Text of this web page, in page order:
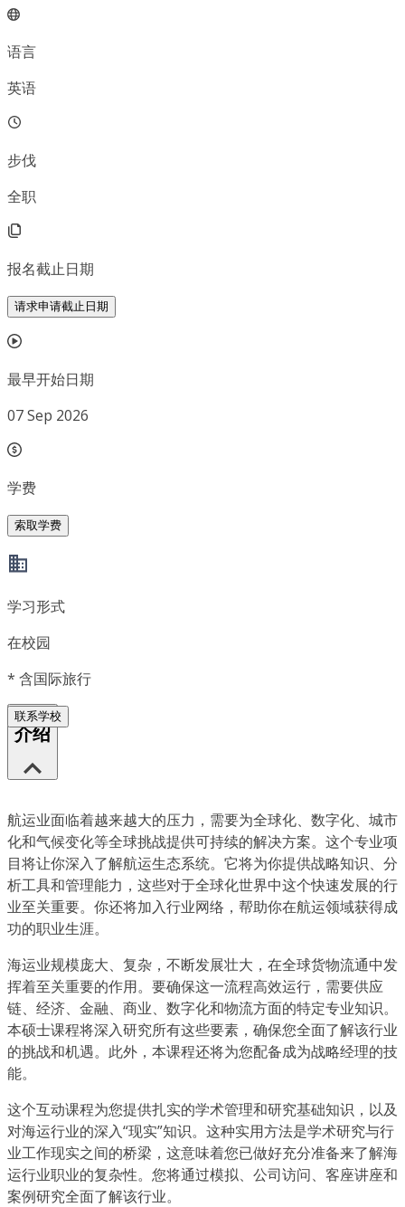
语言
英语
步伐
全职
报名截止日期
请求申请截止日期
最早开始日期
07 Sep 2026
学费
索取学费
学习形式
在校园
* 含国际旅行
联系学校
介绍
航运业面临着越来越大的压力，需要为全球化、数字化、城市
化和气候变化等全球挑战提供可持续的解决方案。这个专业项
目将让你深入了解航运生态系统。它将为你提供战略知识、分
析工具和管理能力，这些对于全球化世界中这个快速发展的行
业至关重要。你还将加入行业网络，帮助你在航运领域获得成
功的职业生涯。
海运业规模庞大、复杂，不断发展壮大，在全球货物流通中发
挥着至关重要的作用。要确保这一流程高效运行，需要供应
链、经济、金融、商业、数字化和物流方面的特定专业知识。
本硕士课程将深入研究所有这些要素，确保您全面了解该行业
的挑战和机遇。此外，本课程还将为您配备成为战略经理的技
能。
这个互动课程为您提供扎实的学术管理和研究基础知识，以及
对海运行业的深入“现实”知识。这种实用方法是学术研究与行
业工作现实之间的桥梁，这意味着您已做好充分准备来了解海
运行业职业的复杂性。您将通过模拟、公司访问、客座讲座和
案例研究全面了解该行业。